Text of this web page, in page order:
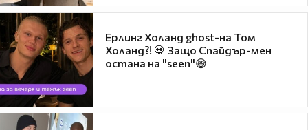
Ерлинг Холанд ghost-на Том
Холанд?! 💀 Защо Спайдър-мен
остана на "seen"😅